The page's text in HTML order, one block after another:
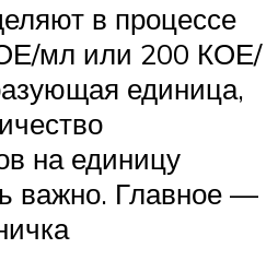
в процессе
мл или 200 КОЕ/
единица,
на единицу
важно. Главное —